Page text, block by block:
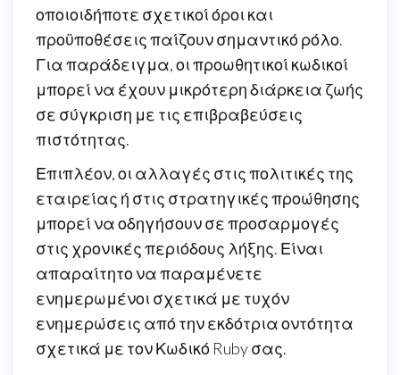
οποιοιδήποτε σχετικοί όροι και
προϋποθέσεις παίζουν σημαντικό ρόλο.
Για παράδειγμα, οι προωθητικοί κωδικοί
μπορεί να έχουν μικρότερη διάρκεια ζωής
σε σύγκριση με τις επιβραβεύσεις
πιστότητας.
Επιπλέον, οι αλλαγές στις πολιτικές της
εταιρείας ή στις στρατηγικές προώθησης
μπορεί να οδηγήσουν σε προσαρμογές
στις χρονικές περιόδους λήξης. Είναι
απαραίτητο να παραμένετε
ενημερωμένοι σχετικά με τυχόν
ενημερώσεις από την εκδότρια οντότητα
σχετικά με τον Κωδικό Ruby σας.